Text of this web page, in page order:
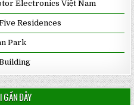
Electronics Việt Nam
Residences
Park
GẦN ĐÂY